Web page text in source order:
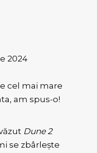
2024
cel mai mare
am spus-o!
Dune 2
se zbârlește